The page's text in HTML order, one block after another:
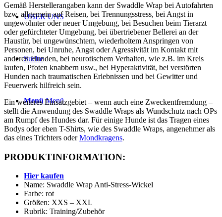
ÜBER UNS
Suche
Menü Menü
Gemäß Herstellerangaben kann der Swaddle Wrap bei Autofahrten
bzw. allgemein auf Reisen, bei Trennungsstress, bei Angst in
ungewohnter oder neuer Umgebung, bei Besuchen beim Tierarzt
oder gefürchteter Umgebung, bei übertriebener Bellerei an der
Haustür, bei ungewünschtem, wiederholtem Anspringen von
Personen, bei Unruhe, Angst oder Agressivität im Kontakt mit
anderen Hunden, bei neurotischem Verhalten, wie z.B. im Kreis
laufen, Pfoten knabbern usw., bei Hyperaktivität, bei verstörten
Hunden nach traumatischen Erlebnissen und bei Gewitter und
Feuerwerk hilfreich sein.
Ein weiteres Einsatzgebiet – wenn auch eine Zweckentfremdung –
stellt die Anwendung des Swaddle Wraps als Wundschutz nach OPs
am Rumpf des Hundes dar. Für einige Hunde ist das Tragen eines
Bodys oder eben T-Shirts, wie des Swaddle Wraps, angenehmer als
das eines Trichters oderMondkragens.
PRODUKTINFORMATION:
Hier kaufen
Name: Swaddle Wrap Anti-Stress-Wickel
Farbe: rot
Größen: XXS – XXL
Rubrik: Training/Zubehör